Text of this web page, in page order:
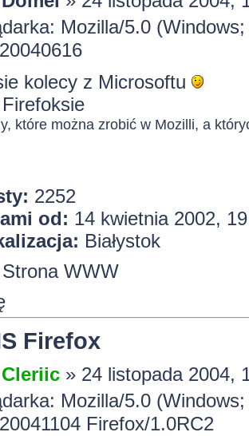
Mozilla/5.0
kolecy z Microsoftu
które można zrobić w Mozilli, a
2252
od: 14 kwietnia 2002,
Białystok
Strona WWW
Firefox
Cleriic» 24 listopada 2004,
Mozilla/5.0
Firefox/1.0RC2